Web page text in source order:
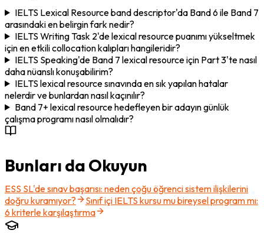
IELTS Lexical Resource band descriptor'da Band 6 ile Band 7
arasındaki en belirgin fark nedir?
IELTS Writing Task 2'de lexical resource puanımı yükseltmek
için en etkili collocation kalıpları hangileridir?
IELTS Speaking'de Band 7 lexical resource için Part 3'te nasıl
daha nüanslı konuşabilirim?
IELTS lexical resource sınavında en sık yapılan hatalar
nelerdir ve bunlardan nasıl kaçınılır?
Band 7+ lexical resource hedefleyen bir adayın günlük
çalışma programı nasıl olmalıdır?
Bunları da Okuyun
ESS SL'de sınav başarısı: neden çoğu öğrenci sistem ilişkilerini
doğru kuramıyor?
Sınıf içi IELTS kursu mu bireysel program mı:
6 kriterle karşılaştırma